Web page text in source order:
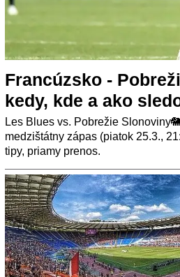
Francúzsko -
kedy, kde a ako
Les Blues vs. Pobrežie
medzištátny zápas (piatok 25.3.,
tipy, priamy prenos.